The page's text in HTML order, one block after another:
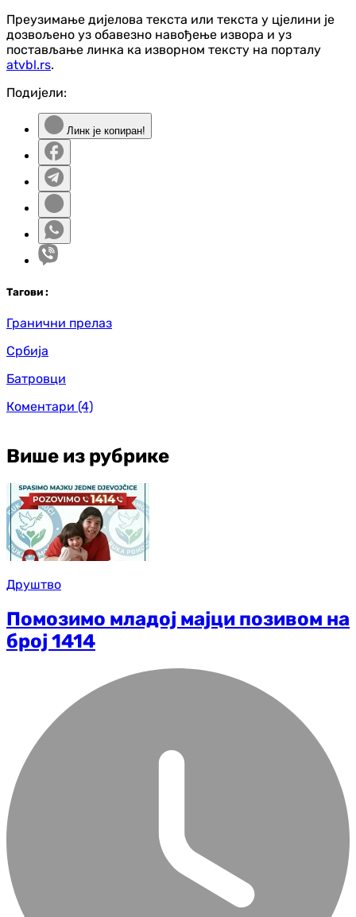
Преузимање дијелова текста или текста у цјелини је
дозвољено уз обавезно навођење извора и уз
постављање линка ка изворном тексту на порталу
atvbl.rs.
Подијели:
Линк је копиран!
Тагови :
Гранични прелаз
Србија
Батровци
Коментари (4)
Више из рубрике
Друштво
Помозимо младој мајци позивом на
број 1414